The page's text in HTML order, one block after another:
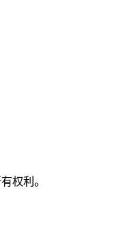
权利。